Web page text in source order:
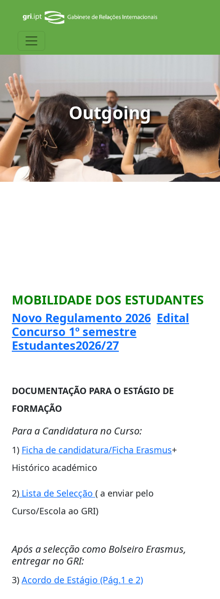
Outgoing
MOBILIDADE DOS ESTUDANTES
Novo Regulamento 2026 Edital
Concurso 1º semestre
Estudantes2026/27
DOCUMENTAÇÃO PARA O ESTÁGIO DE
FORMAÇÃO
Para a Candidatura no Curso:
1) Ficha de candidatura/Ficha Erasmus+
Histórico académico
2) Lista de Selecção ( a enviar pelo
Curso/Escola ao GRI)
Após a selecção como Bolseiro Erasmus,
entregar no GRI:
3) Acordo de Estágio (Pág.1 e 2)